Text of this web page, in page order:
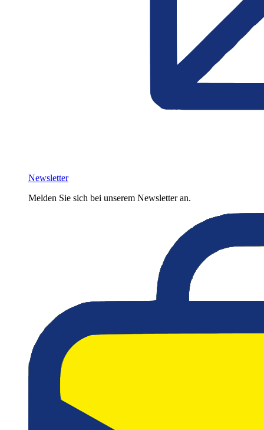
Newsletter
Melden Sie sich bei unserem Newsletter an.